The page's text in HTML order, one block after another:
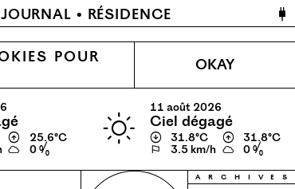
JOURNAL RÉSIDENCE 🔌
POUR OKAY
↑
25.6℃
0 %
11 août 2026
ciel dégagé
↓ 31.8℃ ↑
31.8℃
⚐
3.5 km/h 0 %
a r c h i v e s